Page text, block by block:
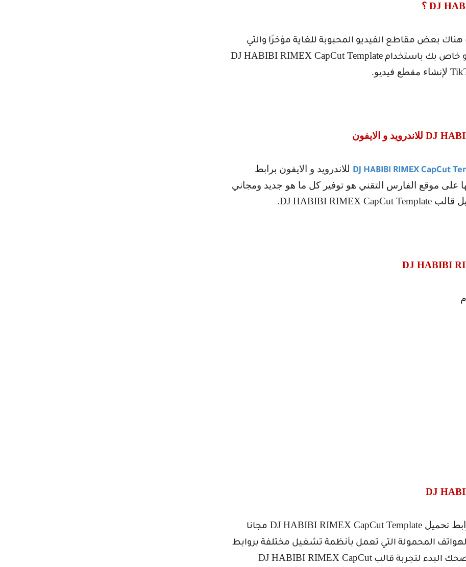
DJ ؟
هناك بعض مقاطع الفيديو المحبوبة للغاية مؤخرًا والتي
خاص بك باستخدام DJ HABIBI RIMEX CapCut Template
لإنشاء مقطع فيديو.
DJ للاندرويد و الايفون
DJ HABIBI RIMEX CapCut للاندرويد و الايفون برابط
على موقع الفارس التقني هو توفير كل ما هو جديد ومجاني
قالب DJ HABIBI RIMEX CapCut Template
.
DJ HABIBI
DJ
تحميل DJ HABIBI RIMEX CapCut Template مجانا
المحمولة التي تعمل بأنظمة تشغيل مختلفة بروابط
البدء لتجربة قالب DJ HABIBI RIMEX CapCut